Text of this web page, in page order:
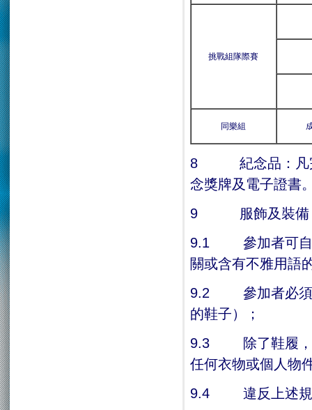
挑戰組隊際賽
同樂組
8 紀念品：凡完
念獎牌及電子證書
9 服飾及裝備
9.1 參加者可自行
關或含有不雅用語
9.2 參加者必須穿
的鞋子）；
9.3 除了鞋履，手
任何衣物或個人物
9.4 違反上述規